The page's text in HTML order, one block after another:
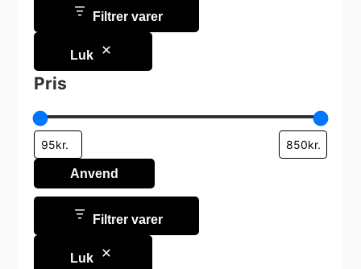
Filtrer varer
Luk
Pris
Anvend
Filtrer varer
Luk